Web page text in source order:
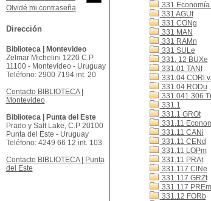
331 Economía
331 AGUt
331 CONg
331 MAN
331 RAMn
331 SULe
331. 12 BUXe
331.01 TANf
331.04 CORl
331.04 RODu
331.041 306
331.1
331.1 GROt
331.11
331.11 CANi
331.11 CENd
331.11 LOPm
331.11 PRAt
331.117 CINe
331.117 GRZt
331.117 PREm
331.12 FORb
Olvidé mi contraseña
Dirección
Biblioteca | Montevideo
Zelmar Michelini 1220 C.P
11100 - Montevideo - Uruguay
Teléfono: 2900 7194 int. 20
Contacto BIBLIOTECA |
Montevideo
Biblioteca | Punta del Este
Prado y Salt Lake, C.P 20100
Punta del Este - Uruguay
Teléfono: 4249 66 12 int. 103
Contacto BIBLIOTECA | Punta
del Este